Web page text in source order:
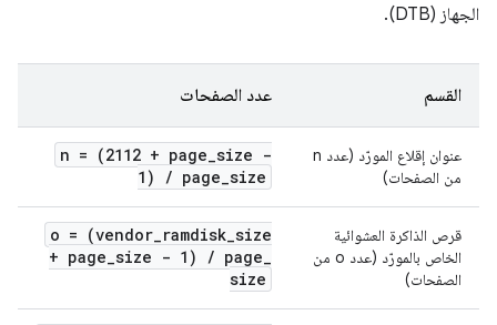
الجهاز (DTB).
القسم عدد الصفحات
عنوان إقلاع المورّد (عدد n
من الصفحات)
n = (2112 + page_size -
1)
/ page_size
قرص الذاكرة العشوائية
الخاص بالمورّد (عدد o من
الصفحات)
o = (vendor_ramdisk_size
+ page_size - 1) / page_
size